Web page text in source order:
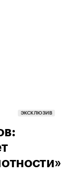
ЭКСКЛЮЗИВ